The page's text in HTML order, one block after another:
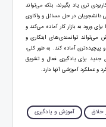
تری یاد بگیرند، بلکه می‌تواند
دانشجویان در حل مسائل و واکاوی
ورود به بازار کار آماده می‌کند و
توانمندی‌های ابتکاری و
و پیچیده‌تری آماده کند. به طور کلی،
برای یادگیری فعال و تشویق
و عملکرد آموزشی آنها دارد.
خلاق آموزش و یادگیری